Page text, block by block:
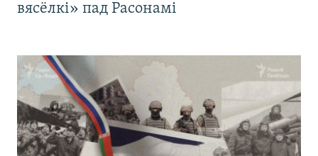
вясёлкі» пад Расонамі